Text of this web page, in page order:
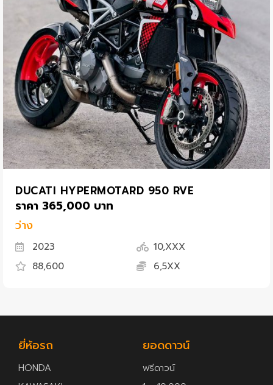
DUCATI HYPERMOTARD 950 RVE
ราคา 365,000 บาท
ว่าง
2023
10,XXX
88,600
6,5XX
ยี่ห้อรถ
HONDA
ยอดดาวน์
ฟรีดาวน์